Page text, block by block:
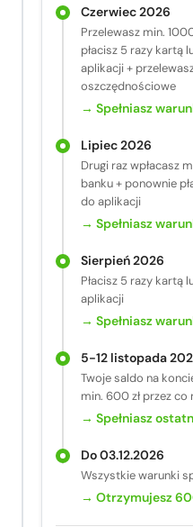
Czerwiec 2026
Przelewasz min.
płacisz 5 razy kartą
aplikacji +
oszczędnościowe
→ Spełniasz
Lipiec 2026
Drugi raz wpłacasz
banku + ponownie
do aplikacji
→ Spełniasz
Sierpień 2026
Płacisz 5 razy kartą
aplikacji
→ Spełniasz
5-12 listopada
Twoje saldo na
min. 600 zł przez co
→ Spełniasz
Do 03.12.2026
Wszystkie warunki
→ Otrzymujesz